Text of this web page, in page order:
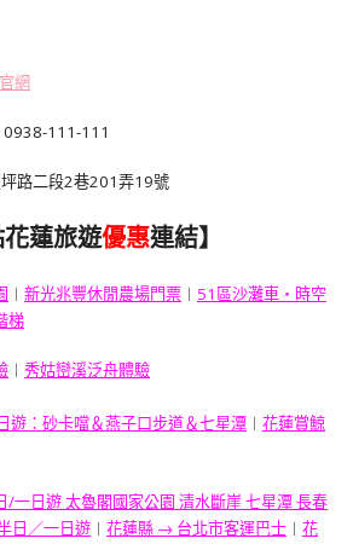
官網
0938-111-111
路二段2巷201弄19號
蓮旅遊優惠連結】
︱ 新光兆豐休閒農場門票 ︱ 51區沙灘車・時空
梯
︱ 秀姑巒溪泛舟體驗
遊：砂卡噹＆燕子口步道＆七星潭 ︱ 花蓮賞鯨
/一日遊 太魯閣國家公園 清水斷崖 七星潭 長春
日／一日遊 ︱ 花蓮縣 → 台北市客運巴士 ︱ 花